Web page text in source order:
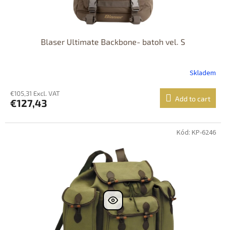
Blaser Ultimate Backbone- batoh vel. S
Skladem
€105,31 Excl. VAT
€127,43 Add to cart
Kód: KP-6246